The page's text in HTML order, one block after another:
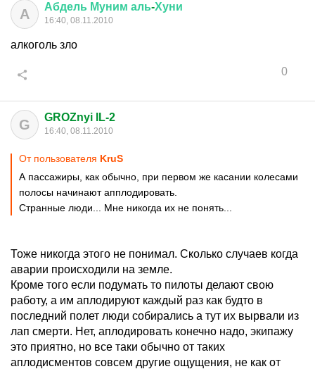
А Абдель Муним аль-Хуни
16:40, 08.11.2010
алкоголь зло
0
G GROZnyi IL-2
16:40, 08.11.2010
От пользователя KruS
А пассажиры, как обычно, при первом же касании колесами
полосы начинают апплодировать.
Странные люди... Мне никогда их не понять...
Тоже никогда этого не понимал. Сколько случаев когда
аварии происходили на земле.
Кроме того если подумать то пилоты делают свою
работу, а им аплодируют каждый раз как будто в
последний полет люди собирались а тут их вырвали из
лап смерти. Нет, аплодировать конечно надо, экипажу
это приятно, но все таки обычно от таких
аплодисментов совсем другие ощущения, не как от